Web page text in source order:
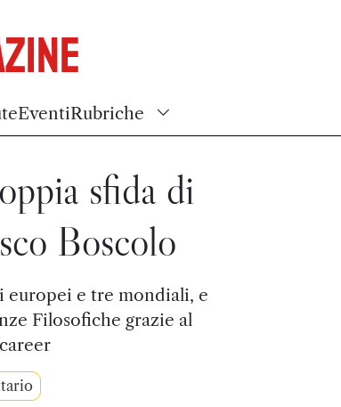
EventiRubriche
sfida di
Boscolo
europei e tre mondiali, e
Filosofiche grazie al